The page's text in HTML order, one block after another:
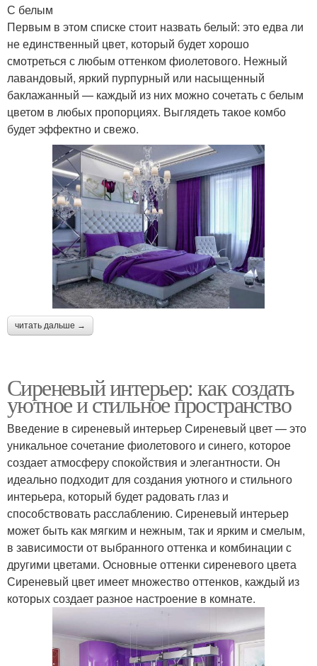
С белым
Первым в этом списке стоит назвать белый: это едва ли
не единственный цвет, который будет хорошо
смотреться с любым оттенком фиолетового. Нежный
лавандовый, яркий пурпурный или насыщенный
баклажанный — каждый из них можно сочетать с белым
цветом в любых пропорциях. Выглядеть такое комбо
будет эффектно и свежо.
читать дальше →
Сиреневый интерьер: как создать
уютное и стильное пространство
Введение в сиреневый интерьер Сиреневый цвет — это
уникальное сочетание фиолетового и синего, которое
создает атмосферу спокойствия и элегантности. Он
идеально подходит для создания уютного и стильного
интерьера, который будет радовать глаз и
способствовать расслаблению. Сиреневый интерьер
может быть как мягким и нежным, так и ярким и смелым,
в зависимости от выбранного оттенка и комбинации с
другими цветами. Основные оттенки сиреневого цвета
Сиреневый цвет имеет множество оттенков, каждый из
которых создает разное настроение в комнате.